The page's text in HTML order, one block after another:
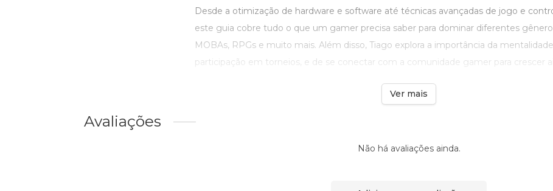
Desde a otimização de hardware e software até técnicas avançadas de jogo e
este guia cobre tudo o que um gamer precisa saber para dominar diferentes
MOBAs, RPGs e muito mais. Além disso, Tiago explora a importância da
participação em torneios, e de se conectar com a comunidade gamer para crescer
Ver mais
Avaliações
Não há avaliações ainda.